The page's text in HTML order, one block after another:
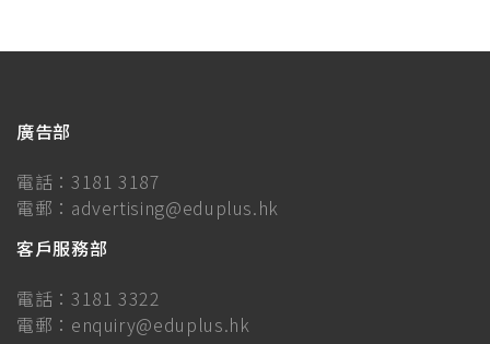
廣告部
電話： 3181 3187
電郵： advertising@eduplus.hk
客戶服務部
電話： 3181 3322
電郵： enquiry@eduplus.hk